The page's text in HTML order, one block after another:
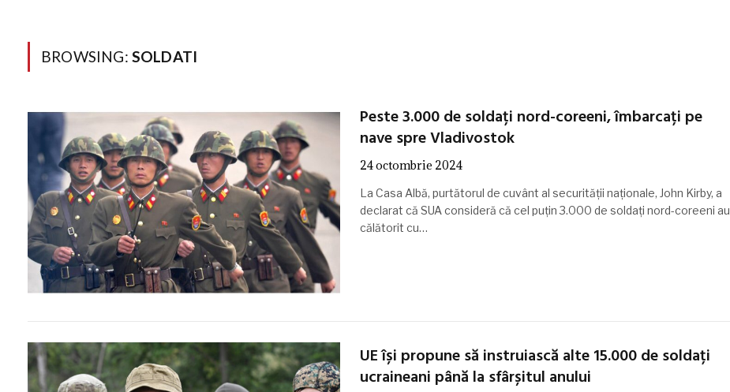
BROWSING: SOLDATI
Peste 3.000 de soldați nord-coreeni, îmbarcați pe
nave spre Vladivostok
24 octombrie 2024
La Casa Albă, purtătorul de cuvânt al securității naționale, John Kirby, a
declarat că SUA consideră că cel puțin 3.000 de soldați nord-coreeni au
călătorit cu…
UE își propune să instruiască alte 15.000 de soldați
ucraineani până la sfârșitul anului